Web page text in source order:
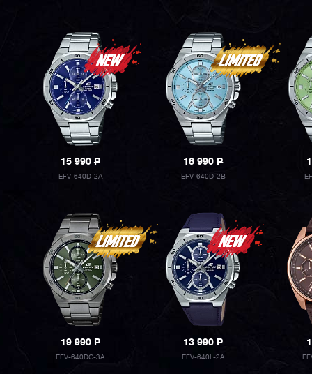
15 990P
EFV-640D-2A
16 990P
EFV-640D-2B
19 990P
EFV-640DC-3A
13 990P
EFV-640L-2A